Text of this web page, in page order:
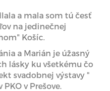
a mala som tú česť
na jedinečnej
Košíc.
a Marián je úžasný
lásky ku všetkému čo
svadobnej výstavy "
PKO v Prešove.